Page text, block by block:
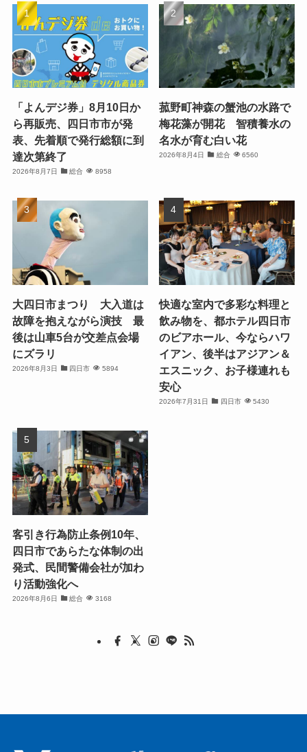
「よんデジ券」8月10日か
ら再販売、四日市市が発
表、先着順で発行総額に到
達次第終了
2026年8月7日 総合 8958
菰野町神森の蟹池の水路で
梅花藻が開花 智積養水の
名水が育む白い花
2026年8月4日 総合 6560
大四日市まつり 大入道は
故障を抱えながら演技 最
後は山車5台が交差点会場
にズラリ
2026年8月3日 四日市 5894
快適な室内で多彩な料理と
飲み物を、都ホテル四日市
のビアホール、今ならハワ
イアン、後半はアジアン＆
エスニック、お子様連れも
安心
2026年7月31日 四日市 5430
客引き行為防止条例10年、
四日市であらたな体制の出
発式、民間警備会社が加わ
り活動強化へ
2026年8月6日 総合 3168